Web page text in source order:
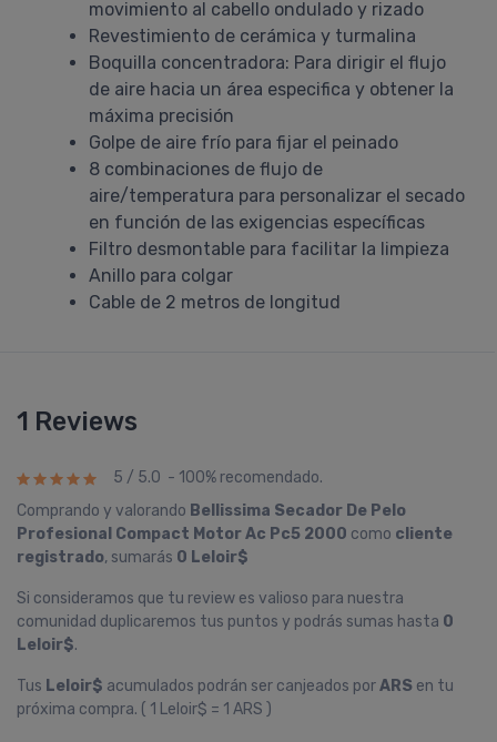
movimiento al cabello ondulado y rizado
Revestimiento de cerámica y turmalina
Boquilla concentradora: Para dirigir el flujo
de aire hacia un área especifica y obtener la
máxima precisión
Golpe de aire frío para fijar el peinado
8 combinaciones de flujo de
aire/temperatura para personalizar el secado
en función de las exigencias específicas
Filtro desmontable para facilitar la limpieza
Anillo para colgar
Cable de 2 metros de longitud
1 Reviews
5 / 5.0 - 100% recomendado.
Comprando y valorando Bellissima Secador De Pelo
Profesional Compact Motor Ac Pc5 2000 como cliente
registrado, sumarás 0 Leloir$
Si consideramos que tu review es valioso para nuestra
comunidad duplicaremos tus puntos y podrás sumas hasta 0
Leloir$.
Tus Leloir$ acumulados podrán ser canjeados porARS en tu
próxima compra. ( 1 Leloir$ = 1 ARS )